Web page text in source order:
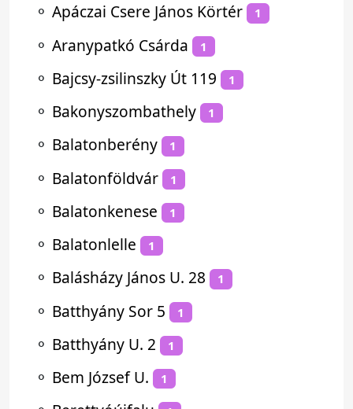
⚬ Apáczai Csere János Körtér 1
⚬ Aranypatkó Csárda 1
⚬ Bajcsy-zsilinszky Út 119 1
⚬ Bakonyszombathely 1
⚬ Balatonberény 1
⚬ Balatonföldvár 1
⚬ Balatonkenese 1
⚬ Balatonlelle 1
⚬ Balásházy János U. 28 1
⚬ Batthyány Sor 5 1
⚬ Batthyány U. 2 1
⚬ Bem József U. 1